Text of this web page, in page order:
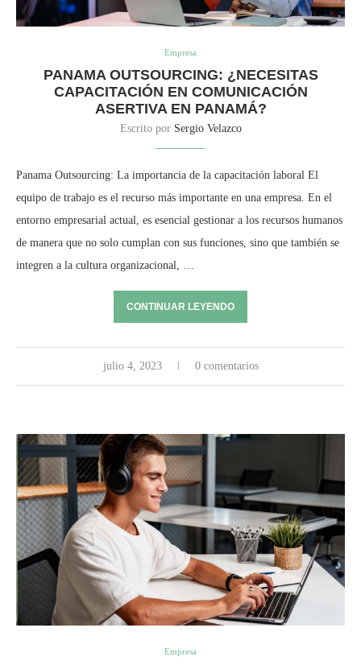
Empresa
PANAMA OUTSOURCING: ¿NECESITAS
CAPACITACIÓN EN COMUNICACIÓN
ASERTIVA EN PANAMÁ?
Escrito por Sergio Velazco
Panama Outsourcing: La importancia de la capacitación laboral El
equipo de trabajo es el recurso más importante en una empresa. En el
entorno empresarial actual, es esencial gestionar a los recursos humanos
de manera que no solo cumplan con sus funciones, sino que también se
integren a la cultura organizacional, …
CONTINUAR LEYENDO
julio 4, 2023 0 comentarios
Empresa